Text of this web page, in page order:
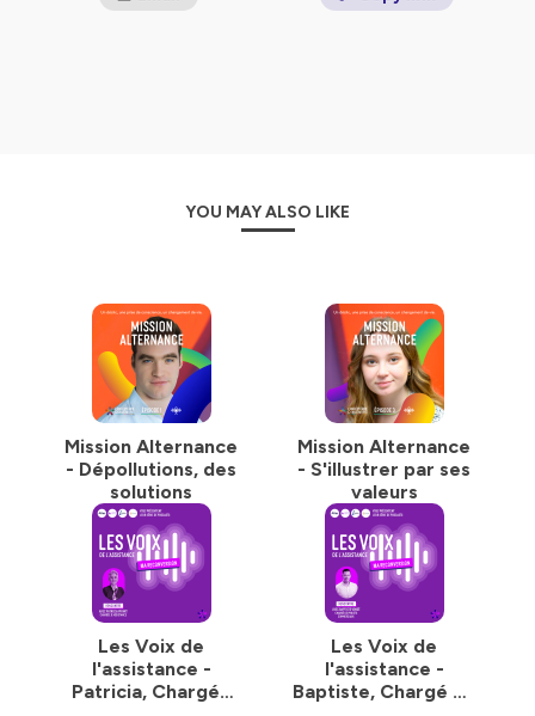
YOU MAY ALSO LIKE
Mission Alternance
- Dépollutions, des
solutions
Mission Alternance
- S'illustrer par ses
valeurs
Les Voix de
l'assistance -
Patricia, Chargée
Les Voix de
l'assistance -
Baptiste, Chargé de